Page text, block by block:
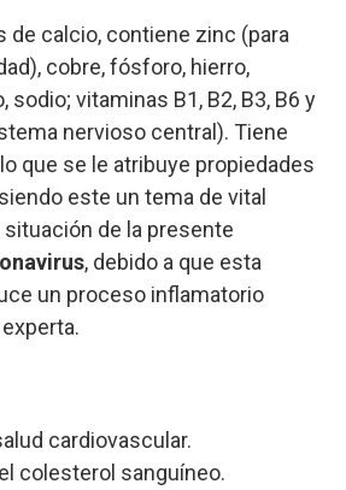
de calcio, contiene zinc (para
cobre, fósforo, hierro,
sodio; vitaminas B1, B2, B3, B6 y
nervioso central). Tiene
que se le atribuye propiedades
este un tema de vital
de la presente
, debido a que esta
un proceso inflamatorio
cardiovascular.
colesterol sanguíneo.